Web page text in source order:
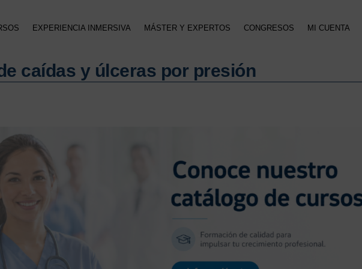
EXPERIENCIA INMERSIVA MÁSTER Y EXPERTOS CONGRESOS MI CUENTA
caídas y úlceras por presión